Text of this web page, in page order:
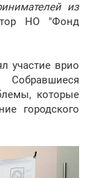
из
НО "Фонд
участие врио
которые
городского